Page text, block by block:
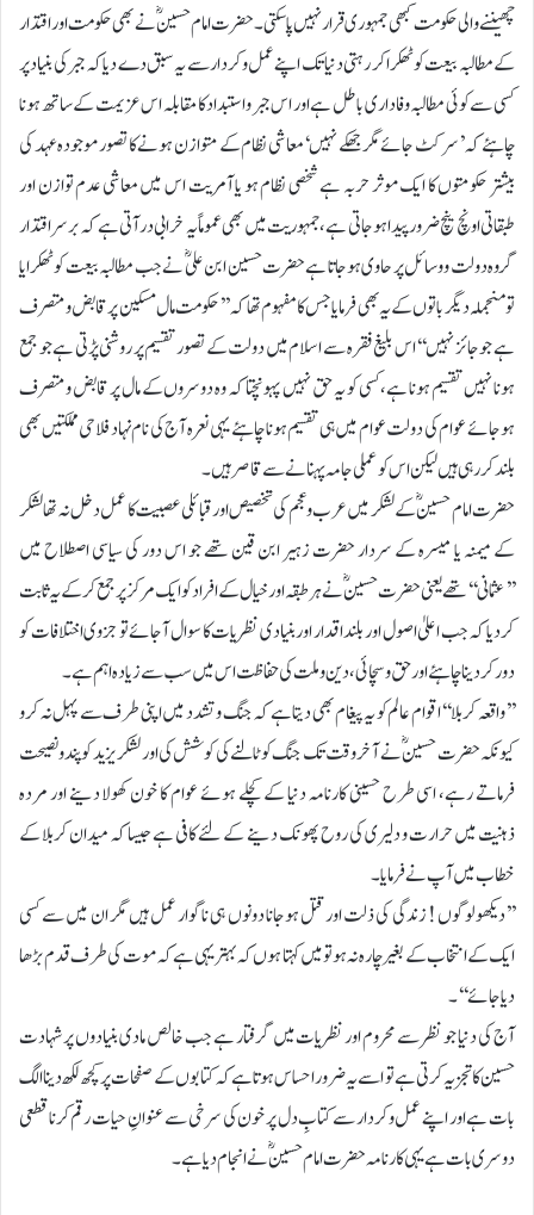
چھیننے والی حکومت کبھی جمہوری قرار نہیں پاسکتی۔ حضرت امام حسینؓ نے بھی حکومت اور اقتدار
کے مطالبہ بیعت کو ٹھکرا کر رہتی دنیا تک اپنے عمل وکردار سے یہ سبق دے دیا کہ جبر کی بنیاد پر
کسی سے کوئی مطالبہ وفاداری باطل ہے اور اس جبر واستبداد کا مقابلہ اس عزیمت کے ساتھ ہونا
چاہئے کہ ’سر کٹ جائے مگر جھکے نہیں‘ معاشی نظام کے متوازن ہونے کا تصور موجودہ عہد کی
بیشتر حکومتوں کا ایک موثر حربہ ہے شخصی نظام ہو یا آمریت اس میں معاشی عدم توازن اور
طبقاتی اونچ نیچ ضرور پیدا ہوجاتی ہے، جمہوریت میں بھی عموماً یہ خرابی در آتی ہے کہ برسراقتدار
گروہ دولت ووسائل پر حاوی ہوجاتا ہے حضرت حسین ابن علیؓ نے جب مطالبہ بیعت کو ٹھکرایا
تو منجملہ دیگر باتوں کے یہ بھی فرمایا جس کا مفہوم تھا کہ ’’حکومت مال مسکین پر قابض ومتصرف
ہے جو جائز نہیں‘‘ اس بلیغ فقرہ سے اسلام میں دولت کے تصور تقسیم پر روشنی پڑتی ہے جو جمع
ہونا نہیں تقسیم ہونا ہے، کسی کو یہ حق نہیں پہونچتا کہ وہ دوسروں کے مال پر قابض ومتصرف
ہوجائے عوام کی دولت عوام میں ہی تقسیم ہونا چاہئے یہی نعرہ آج کی نام نہاد فلاحی مملکتیں بھی
بلند کررہی ہیں لیکن اس کو عملی جامہ پہنانے سے قاصر ہیں۔
حضرت امام حسینؓ کے لشکر میں عرب وعجم کی تخصیص اور قبائلی عصبیت کا عمل دخل نہ تھا لشکر
کے میمنہ یا میسرہ کے سردار حضرت زہیر ابن قین تھے جو اس دور کی سیاسی اصطلاح میں
’’عثمانی‘‘ تھے یعنی حضرت حسینؓ نے ہر طبقہ اور خیال کے افراد کو ایک مرکز پر جمع کرکے یہ ثابت
کردیا کہ جب اعلیٰ اصول اور بلند اقدار اور بنیادی نظریات کا سوال آجائے تو جزوی اختلافات کو
دور کردینا چاہئے اور حق وسچائی، دین وملت کی حفاظت اس میں سب سے زیادہ اہم ہے۔
’’واقعہ کربلا‘‘ اقوام عالم کو یہ پیغام بھی دیتا ہے کہ جنگ وتشدد میں اپنی طرف سے پہل نہ کرو
کیونکہ حضرت حسینؓ نے آخر وقت تک جنگ کو ٹالنے کی کوشش کی اور لشکر یزید کو پندونصیحت
فرماتے رہے، اسی طرح حسینی کارنامہ دنیا کے کچلے ہوئے عوام کا خون کھولا دینے اور مردہ
ذہنیت میں حرارت و دلیری کی روح پھونک دینے کے لئے کافی ہے جیسا کہ میدان کربلا کے
خطاب میں آپ نے فرمایا۔
’’دیکھو لوگوں ! زندگی کی ذلت اور قتل ہوجانا دونوں ہی ناگوار عمل ہیں مگر ان میں سے کسی
ایک کے انتخاب کے بغیر چارہ نہ ہو تو میں کہتا ہوں کہ بہتر یہی ہے کہ موت کی طرف قدم بڑھا
دیا جائے‘‘۔
آج کی دنیا جو نظر سے محروم اور نظریات میں گرفتار ہے جب خالص مادی بنیادوں پر شہادت
حسین کا تجزیہ کرتی ہے تو اسے یہ ضرور احساس ہوتا ہے کہ کتابوں کے صفحات پر کچھ لکھ دینا الگ
بات ہے اور اپنے عمل وکردار سے کتابِ دل پر خون کی سرخی سے عنوانِ حیات رقم کرنا قطعی
دوسری بات ہے یہی کارنامہ حضرت امام حسینؓ نے انجام دیا ہے۔